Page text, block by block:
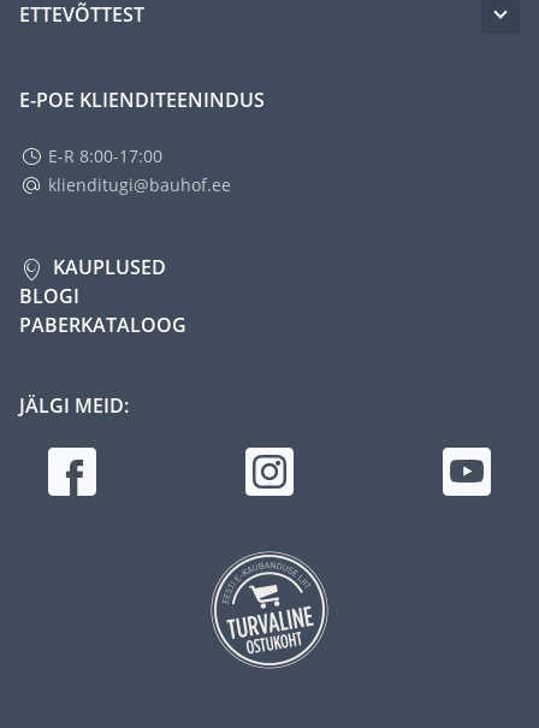
ETTEVÕTTEST
E-POE KLIENDITEENINDUS
E-R 8:00-17:00
klienditugi@bauhof.ee
KAUPLUSED
BLOGI
PABERKATALOOG
JÄLGI MEID: